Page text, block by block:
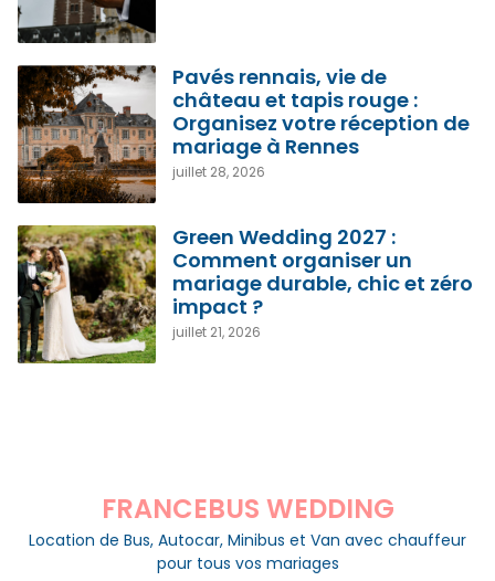
Pavés rennais, vie de
château et tapis rouge :
Organisez votre réception de
mariage à Rennes
juillet 28, 2026
Green Wedding 2027 :
Comment organiser un
mariage durable, chic et zéro
impact ?
juillet 21, 2026
FRANCEBUS WEDDING
Location de Bus, Autocar, Minibus et Van avec chauffeur
pour tous vos mariages